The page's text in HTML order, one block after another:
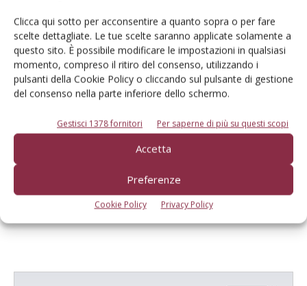
Clicca qui sotto per acconsentire a quanto sopra o per fare
scelte dettagliate. Le tue scelte saranno applicate solamente a
questo sito. È possibile modificare le impostazioni in qualsiasi
momento, compreso il ritiro del consenso, utilizzando i
pulsanti della Cookie Policy o cliccando sul pulsante di gestione
del consenso nella parte inferiore dello schermo.
Gestisci 1378 fornitori Per saperne di più su questi scopi
Accetta
Preferenze
Cookie Policy Privacy Policy
grandine con la potatura
Alluvione: da rivedere le conoscenze sui
suoli e la risposta dei frutteti
Difendersi dal gelo con impianti
innovativi e assicurazioni